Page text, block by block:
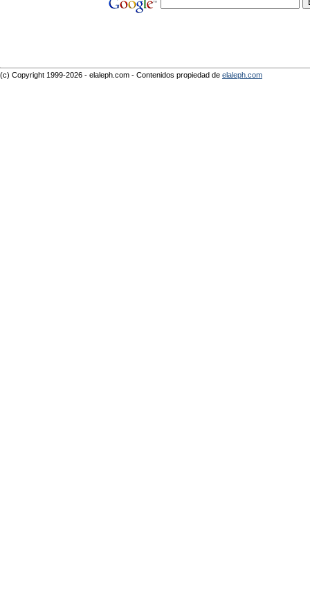
(c) Copyright 1999-2026 - elaleph.com - Contenidos propiedad de elaleph.com